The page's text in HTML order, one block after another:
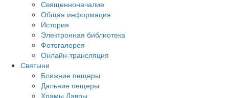
Священноначалие
Общая информация
История
Электронная библиотека
Фотогалерея
Онлайн-трансляция
Святыни
Ближние пещеры
Дальние пещеры
Храмы Лавры